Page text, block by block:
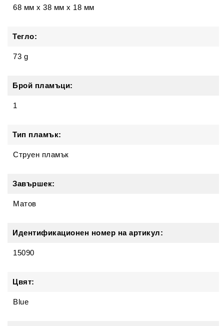
68 мм x 38 мм x 18 мм
Тегло:
73 g
Брой пламъци:
1
Тип пламък:
Струен пламък
Завършек:
Матов
Идентификационен номер на артикул:
15090
Цвят:
Blue